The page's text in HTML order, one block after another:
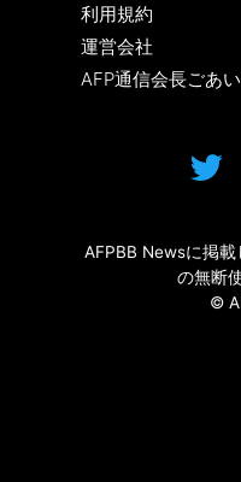
利用規約
運営会社
AFP通信会長ごあ
AFPBB Newsに掲
の無断
©